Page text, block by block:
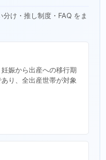
け・推し制度・FAQ をま
娠から出産への移行期
り、全出産世帯が対象